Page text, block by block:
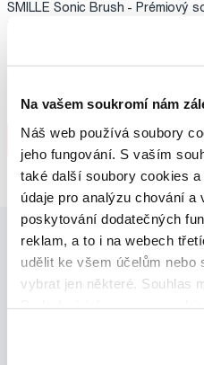
Na vašem soukromí nám
Náš web používá soubory
jeho fungování. S vaším
také další soubory cookies
údaje pro analýzu chování a
poskytování dodatečných
reklam, a to i na webech
udělit ke všem účelům nebo
vybrat jen některé. Souhlas
SMILLE Sonic Brush - Prémiový
Do košíku
Ihned na
13